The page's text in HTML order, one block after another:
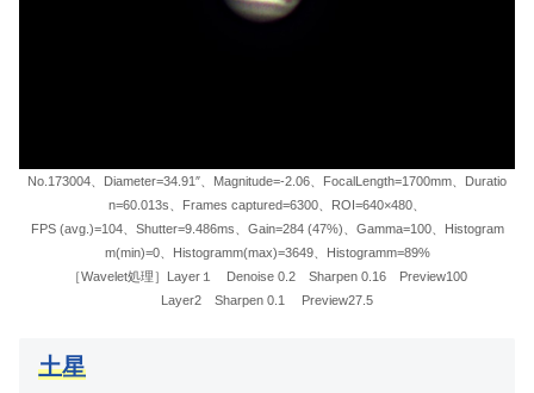
No.173004、Diameter=34.91″、Magnitude=-2.06、FocalLength=1700mm、Duratio
n=60.013s、Frames captured=6300、ROI=640×480、
FPS (avg.)=104、Shutter=9.486ms、Gain=284 (47%)、Gamma=100、Histogram
m(min)=0、Histogramm(max)=3649、Histogramm=89%
［Wavelet処理］Layer１ Denoise 0.2 Sharpen 0.16 Preview100
Layer2 Sharpen 0.1 Preview27.5
土星